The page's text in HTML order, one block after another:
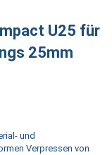
U25 für
25mm
und
Verpressen von